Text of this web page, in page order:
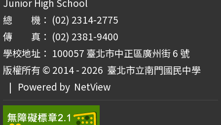
Junior High School
總 機： (02) 2314-2775
傳 真： (02) 2381-9400
學校地址： 100057 臺北市中正區廣州街 6 號
版權所有 © 2014 - 2026 臺北市立南門國民中學
| Powered by NetView